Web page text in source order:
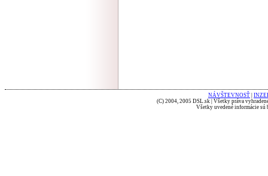
NÁVŠTEVNOSŤ
(C) 2004, 2005 DSL.sk | Všetky práva
Všetky uvedené informácie sú